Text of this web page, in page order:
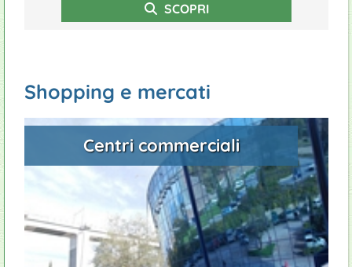
SCOPRI
Shopping e mercati
Centri commerciali